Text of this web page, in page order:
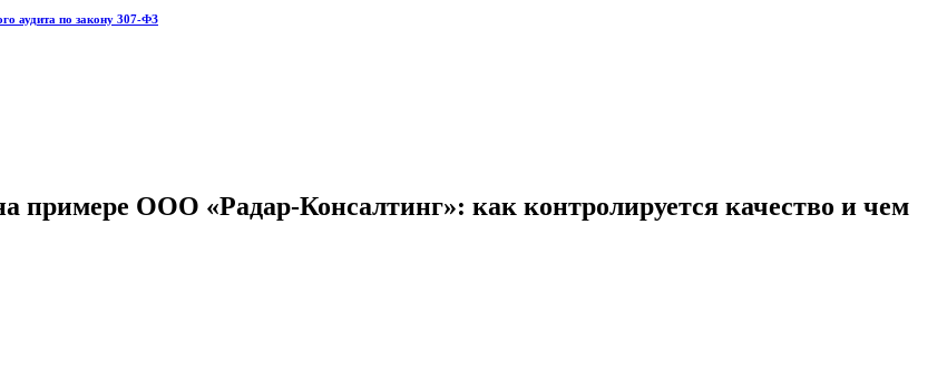
аудита по закону 307-ФЗ
примере ООО «Радар-Консалтинг»: как контролируется качество и чем